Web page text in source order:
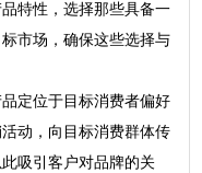
特性，选择那些具备一
市场，确保这些选择与
定位于目标消费者偏好
动，向目标消费群体传
吸引客户对品牌的关